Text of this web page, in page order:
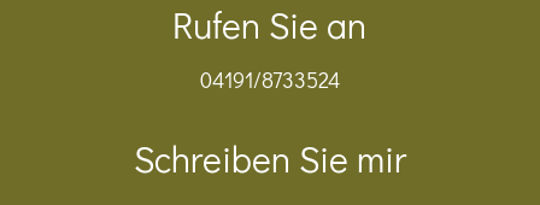
Rufen Sie an
04191/8733524
Schreiben Sie mir